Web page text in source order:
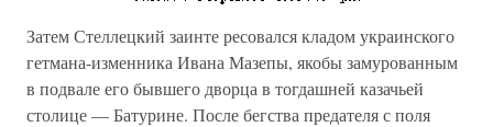
Затем Стеллецкий заинте ресовался кладом украинского
гетмана-изменника Ивана Мазепы, якобы замурованным
в подвале его бывшего дворца в тогдашней казачьей
столице — Батурине. После бегства предателя с поля